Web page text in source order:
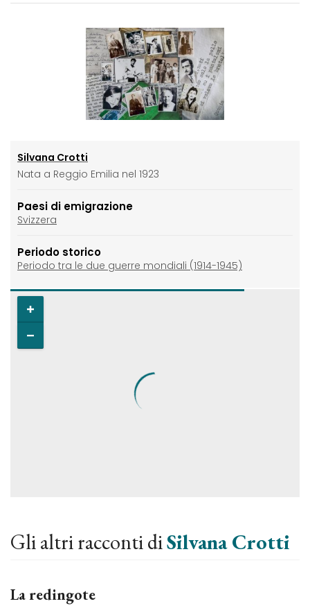
Silvana Crotti
Nata a Reggio Emilia nel 1923
Paesi di emigrazione
Svizzera
Periodo storico
Periodo tra le due guerre mondiali (1914-1945)
Gli altri racconti diSilvana Crotti
La redingote